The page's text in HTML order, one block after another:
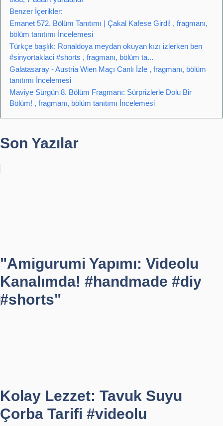
Benzer İçerikler:
Emanet 572. Bölüm Tanıtımı | Çakal Kafese Girdi! , fragmanı,
bölüm tanıtımı İncelemesi
Türkçe başlık: Ronaldoya meydan okuyan kızı izlerken ben
#sinyortaklaci #shorts , fragmanı, bölüm ta...
Galatasaray - Austria Wien Maçı Canlı İzle , fragmanı, bölüm
tanıtımı İncelemesi
Maviye Sürgün 8. Bölüm Fragmanı: Sürprizlerle Dolu Bir
Bölüm! , fragmanı, bölüm tanıtımı İncelemesi
Son Yazılar
"Amigurumi Yapımı: Videolu
Kanalımda! #handmade #diy
#shorts"
Kolay Lezzet: Tavuk Suyu
Çorba Tarifi #videolu